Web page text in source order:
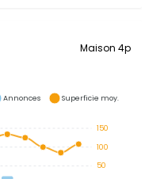
Maison 4p
150
100
50
Annonces Superficie moy.